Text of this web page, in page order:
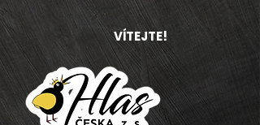
VÍTEJTE!